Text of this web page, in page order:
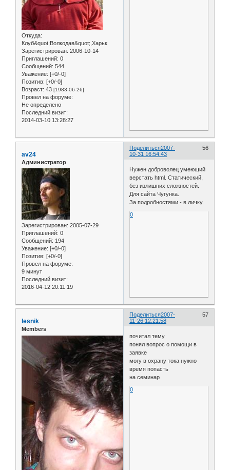
Откуда:
Клуб&quot;Волкодав&quot;,Харьк
Зарегистрирован: 2006-10-14
Приглашений: 0
Сообщений: 544
Уважение: [+0/-0]
Позитив: [+0/-0]
Возраст: 43 [1983-06-26]
Провел на форуме:
Не определено
Последний визит:
2014-03-10 13:28:27
Поделиться 56
2007-
10-31 16:54:43
av24
Администратор
Зарегистрирован: 2005-07-29
Приглашений: 0
Сообщений: 194
Уважение: [+0/-0]
Позитив: [+0/-0]
Провел на форуме:
9 минут
Последний визит:
2016-04-12 20:11:19
Нужен доброволец умеющий
верстать html. Статический,
без излишних сложностей.
Для сайта Чугунка.
За подробностями - в личку.
0
Поделиться 57
2007-
11-26 12:21:58
lesnik
Members
почитал тему
понял вопрос о помощи в
заявке
могу в охрану тока нужно
время попасть
на семинар
0